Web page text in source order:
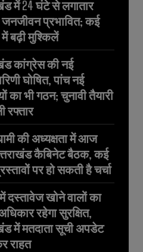
में 24 घंटे से लगातार
जनजीवन प्रभावित; कई
बढ़ी मुश्किलें
कांग्रेस की नई
घोषित, पांच नई
का भी गठन; चुनावी तैयारी
रफ्तार
की अध्यक्षता में आज
कैबिनेट बैठक, कई
पर हो सकती है चर्चा
दस्तावेज खोने वालों का
रहेगा सुरक्षित,
में मतदाता सूची अपडेट
राहत